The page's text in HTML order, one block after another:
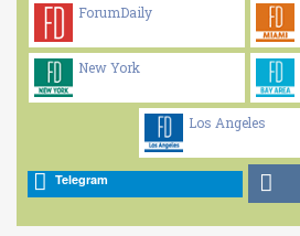
ForumDaily
New York
Los Angeles
Telegram